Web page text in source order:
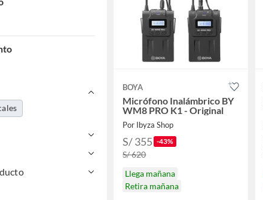
BOYA
Micrófono Inalámbrico BY
WM8 PRO K1 - Original
Por Ibyza Shop
S/ 355 -43%
S/ 620
Llega mañana
Retira mañana